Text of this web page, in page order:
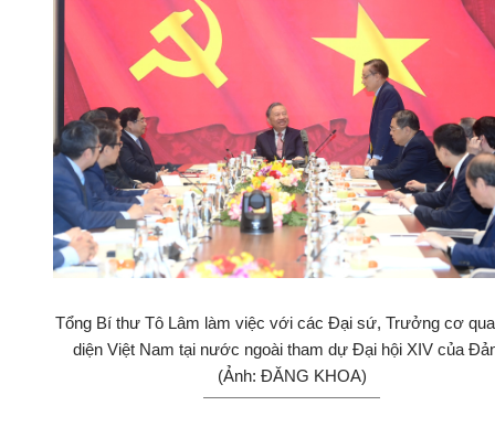
Tổng Bí thư Tô Lâm làm việc với các Đại sứ, Trưởng cơ
diện Việt Nam tại nước ngoài tham dự Đại hội XIV của
(Ảnh: ĐĂNG KHOA)